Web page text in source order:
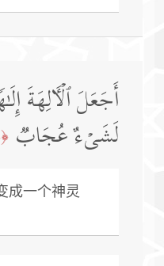
أَجَعَلَ ٱلۡـَٔالِهَةَ
لَشَیۡءٌ عُجَابࣱ ﴿5﴾
成一个神灵